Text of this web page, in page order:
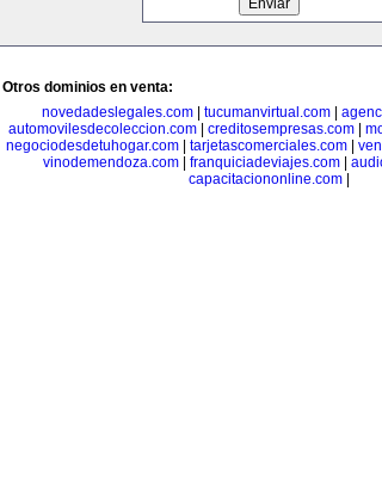
Otros dominios en venta:
novedadeslegales.com
tucumanvirtual.com
automovilesdecoleccion.com
creditosempresas.com
negociodesdetuhogar.com
tarjetascomerciales.com
vinodemendoza.com
franquiciadeviajes.com
capacitaciononline.com|